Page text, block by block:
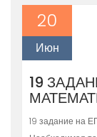
20
Июн
19
19 задание на